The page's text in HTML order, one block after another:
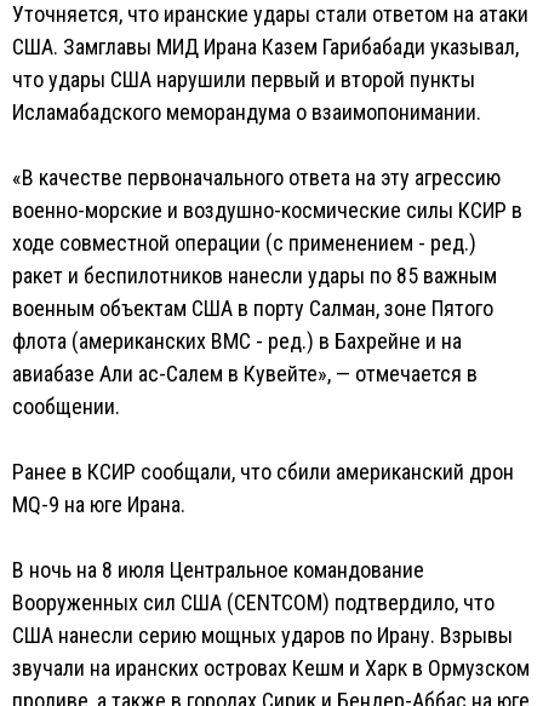
Уточняется, что иранские удары стали ответом на атаки
США. Замглавы МИД Ирана Казем Гарибабади указывал,
что удары США нарушили первый и второй пункты
Исламабадского меморандума о взаимопонимании.
«В качестве первоначального ответа на эту агрессию
военно-морские и воздушно-космические силы КСИР в
ходе совместной операции (с применением - ред.)
ракет и беспилотников нанесли удары по 85 важным
военным объектам США в порту Салман, зоне Пятого
флота (американских ВМС - ред.) в Бахрейне и на
авиабазе Али ас-Салем в Кувейте», — отмечается в
сообщении.
Ранее в КСИР сообщали, что сбили американский дрон
MQ-9 на юге Ирана.
В ночь на 8 июля Центральное командование
Вооруженных сил США (CENTCOM) подтвердило, что
США нанесли серию мощных ударов по Ирану. Взрывы
звучали на иранских островах Кешм и Харк в Ормузском
проливе, а также в городах Сирик и Бендер-Аббас на юге